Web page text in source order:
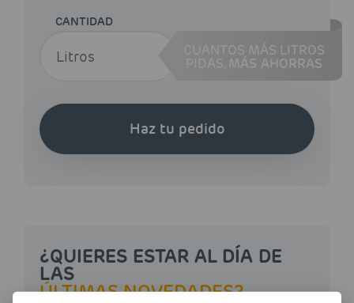
CANTIDAD
CUANTOS MÁS LITROS
MÁS AHORRAS
Haz tu pedido
¿QUIERES ESTAR AL DÍA DE
LAS
ÚLTIMAS NOVEDADES?